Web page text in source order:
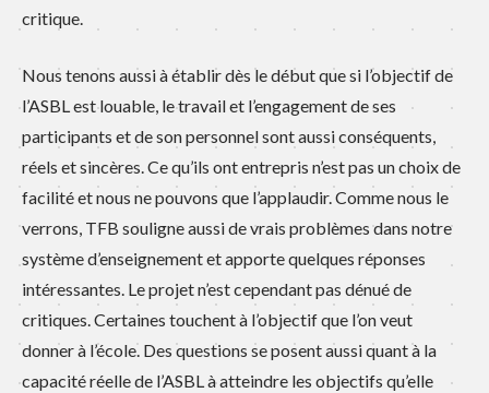
critique.
Nous tenons aussi à établir dès le début que si l’objectif de
l’ASBL est louable, le travail et l’engagement de ses
participants et de son personnel sont aussi conséquents,
réels et sincères. Ce qu’ils ont entrepris n’est pas un choix de
facilité et nous ne pouvons que l’applaudir. Comme nous le
verrons, TFB souligne aussi de vrais problèmes dans notre
système d’enseignement et apporte quelques réponses
intéressantes. Le projet n’est cependant pas dénué de
critiques. Certaines touchent à l’objectif que l’on veut
donner à l’école. Des questions se posent aussi quant à la
capacité réelle de l’ASBL à atteindre les objectifs qu’elle